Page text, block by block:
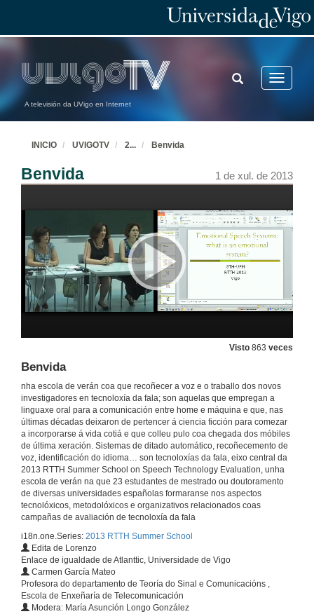
A televisión da UVigo en Internet
Toggle
TOGGLE
SEARCH
INICIO UVIGOTV 2... Benvida
Benvida 1 de xul. de 2013
Visto 863 veces
Benvida
nha escola de verán coa que recoñecer a voz e o traballo dos novos
investigadores en tecnoloxía da fala; son aquelas que empregan a
linguaxe oral para a comunicación entre home e máquina e que, nas
últimas décadas deixaron de pertencer á ciencia ficción para comezar
a incorporarse á vida cotiá e que colleu pulo coa chegada dos móbiles
de última xeración. Sistemas de ditado automático, recoñecemento de
voz, identificación do idioma… son tecnoloxías da fala, eixo central da
2013 RTTH Summer School on Speech Technology Evaluation, unha
escola de verán na que 23 estudantes de mestrado ou doutoramento
de diversas universidades españolas formaranse nos aspectos
tecnolóxicos, metodolóxicos e organizativos relacionados coas
campañas de avaliación de tecnoloxía da fala
i18n.one.Series: 2013 RTTH Summer School
Edita de Lorenzo
Enlace de igualdade de Atlanttic, Universidade de Vigo
Carmen García Mateo
Profesora do departamento de Teoría do Sinal e Comunicacións ,
Escola de Enxeñaría de Telecomunicación
Modera: María Asunción Longo González